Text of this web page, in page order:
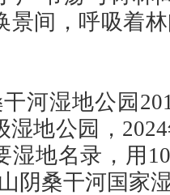
景间，呼吸着
河湿地公园
湿地公园，
湿地名录，用
阴桑干河国家